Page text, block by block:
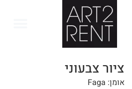
ציור צבעוני
אומן: Faga